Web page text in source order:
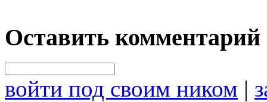
Оставить комментарий
войти под своим ником |